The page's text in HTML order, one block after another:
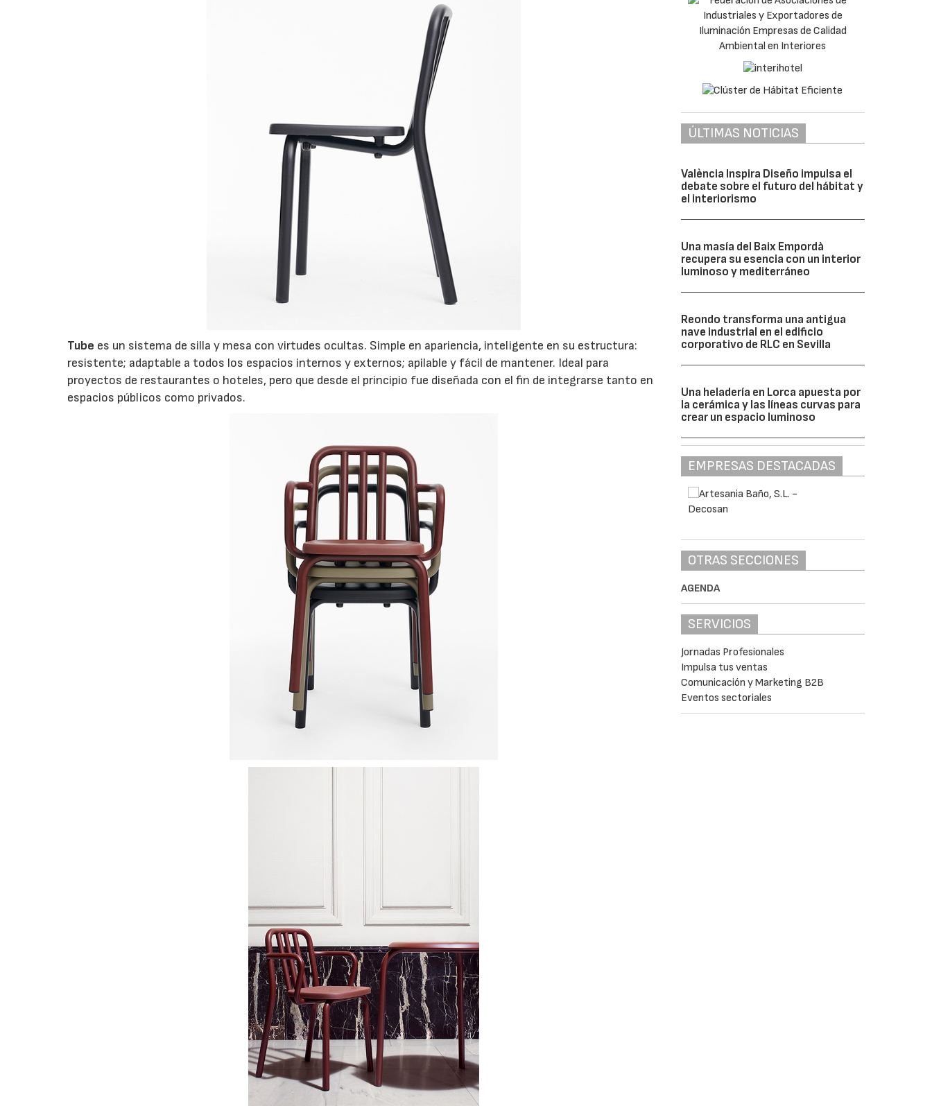
Tube es un sistema de silla y mesa con virtudes ocultas. Simple en apariencia, inteligente en su estructura:
resistente; adaptable a todos los espacios internos y externos; apilable y fácil de mantener. Ideal para
proyectos de restaurantes o hoteles, pero que desde el principio fue diseñada con el fin de integrarse tanto en
espacios públicos como privados.
ÚLTIMAS NOTICIAS
València Inspira Diseño impulsa el
debate sobre el futuro del hábitat y
el interiorismo
Una masía del Baix Empordà
recupera su esencia con un interior
luminoso y mediterráneo
Reondo transforma una antigua
nave industrial en el edificio
corporativo de RLC en Sevilla
Una heladería en Lorca apuesta por
la cerámica y las líneas curvas para
crear un espacio luminoso
EMPRESAS DESTACADAS
OTRAS SECCIONES
AGENDA
SERVICIOS
Jornadas Profesionales
Impulsa tus ventas
Comunicación y Marketing B2B
Eventos sectoriales